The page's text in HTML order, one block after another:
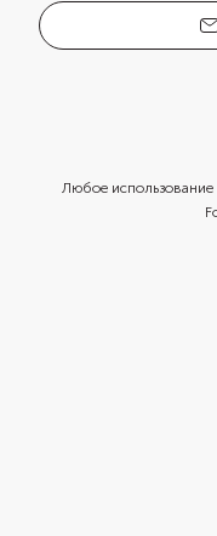
Любое использование